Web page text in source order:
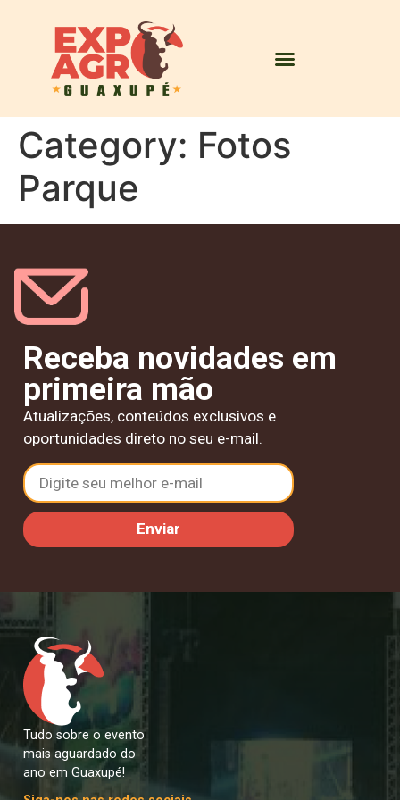
Category: Fotos
Parque
Receba novidades em
primeira mão
Atualizações, conteúdos exclusivos e
oportunidades direto no seu e-mail.
Enviar
Tudo sobre o evento
mais aguardado do
ano em Guaxupé!